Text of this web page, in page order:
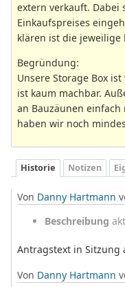
extern verkauft. Dabei
Einkaufspreises
klären ist die jeweilige
Begründung:
Unsere Storage Box
ist kaum machbar.
an Bauzäunen
haben wir noch
Historie Notizen
Von Danny Hartmann
Beschreibung
Antragstext in Sitzung
Von Danny Hartmann